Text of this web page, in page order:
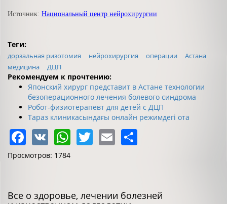
Источник: Национальный центр нейрохирургии
Теги:
дорзальная ризотомия нейрохирургия операции
Астана
медицина
ДЦП
Рекомендуем к прочтению:
Японский хирург представит в Астане технологии
безоперационного лечения болевого синдрома
Робот-физиотерапевт для детей с ДЦП
Тараз клиникасындағы онлайн режимдегі ота
Facebook
VK WhatsApp
Twitter
Email
Просмотров: 1784
Все о здоровье, лечении болезней